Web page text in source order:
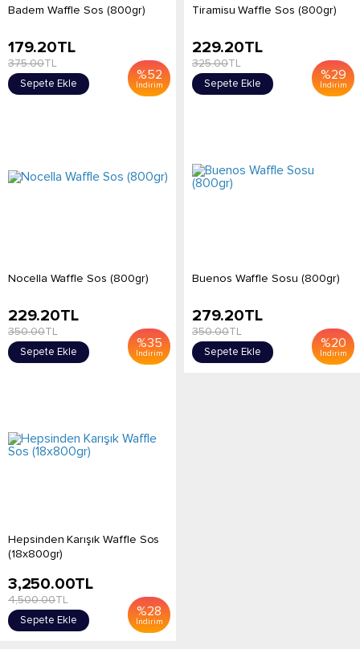
Badem Waffle Sos (800gr)
%52
İndirim
179.20TL
375.00TL
Sepete Ekle
Tiramisu Waffle Sos (800gr)
%29
İndirim
229.20TL
325.00TL
Sepete Ekle
Nocella Waffle Sos (800gr)
%35
İndirim
229.20TL
350.00TL
Sepete Ekle
Buenos Waffle Sosu (800gr)
%20
İndirim
279.20TL
350.00TL
Sepete Ekle
Hepsinden Karışık Waffle Sos
(18x800gr)
%28
İndirim
3,250.00TL
4,500.00TL
Sepete Ekle